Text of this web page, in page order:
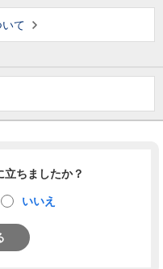
て
ちましたか？
いいえ